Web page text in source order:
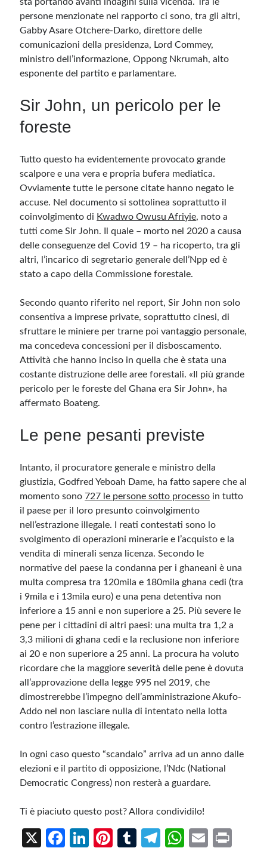
persone menzionate nel rapporto ci sono, tra gli altri,
Gabby Asare Otchere-Darko, direttore delle
comunicazioni della presidenza, Lord Commey,
ministro dell’informazione, Oppong Nkrumah, alto
esponente del partito e parlamentare.
Sir John, un pericolo per le
foreste
Tutto questo ha evidentemente provocato grande
scalpore e una vera e propria bufera mediatica.
Ovviamente tutte le persone citate hanno negato le
accuse. Nel documento si sottolinea soprattutto il
coinvolgimento di Kwadwo Owusu Afriyie, noto a
tutti come Sir John. Il quale – morto nel 2020 a causa
delle conseguenze del Covid 19 – ha ricoperto, tra gli
altri, l’incarico di segretario generale dell’Npp ed è
stato a capo della Commissione forestale.
Secondo quanto riferito nel report, Sir John non solo
consentiva a imprese private, soprattutto cinesi, di
sfruttare le miniere per trarne poi vantaggio personale,
ma concedeva concessioni per il disboscamento.
Attività che hanno inciso in quella che è stata una
costante distruzione delle aree forestali. «Il più grande
pericolo per le foreste del Ghana era Sir John», ha
affermato Boateng.
Le pene pesanti previste
Intanto, il procuratore generale e ministro della
giustizia, Godfred Yeboah Dame, ha fatto sapere che al
momento sono727 le persone sotto processo in tutto
il paese per il loro presunto coinvolgimento
nell’estrazione illegale. I reati contestati sono lo
svolgimento di operazioni minerarie e l’acquisto e la
vendita di minerali senza licenza. Secondo le
normative del paese la condanna per i ghaneani è una
multa compresa tra 120mila e 180mila ghana cedi (tra
i 9mila e i 13mila euro) e una pena detentiva non
inferiore a 15 anni e non superiore a 25. Più severe le
pene per i cittadini di altri paesi: una multa tra 1,2 a
3,3 milioni di ghana cedi e la reclusione non inferiore
ai 20 e non superiore a 25 anni. La procura ha voluto
ricordare che la maggiore severità delle pene è dovuta
all’approvazione della legge 995 nel 2019, che
dimostrerebbe l’impegno dell’amministrazione Akufo-
Addo nel non lasciare nulla di intentato nella lotta
contro l’estrazione illegale.
In ogni caso questo “scandalo” arriva ad un anno dalle
elezioni e il partito di opposizione, l’Ndc (National
Democratic Congress) non resterà a guardare.
Ti è piaciuto questo post? Allora condividilo!
X
Fa
Li
Pi
T
Te
W
E